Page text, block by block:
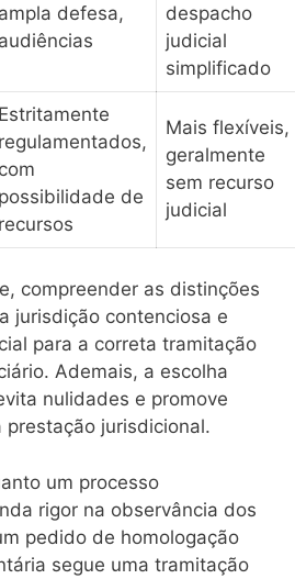
ampla defesa,
audiências
despacho
judicial
simplificado
Estritamente
regulamentados,
com
possibilidade de
recursos
Mais flexíveis,
geralmente
sem recurso
judicial
compreender as distinções
jurisdição contenciosa e
para a correta tramitação
Ademais, a escolha
nulidades e promove
prestação jurisdicional.
um processo
rigor na observância dos
pedido de homologação
segue uma tramitação